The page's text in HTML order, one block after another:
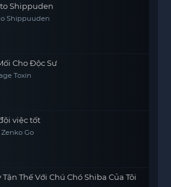
Shippuden
Shippuuden
Cho Độc Sư
Toxin
việc tốt
Go
Tận Thế Với Chú Chó Shiba Của Tôi